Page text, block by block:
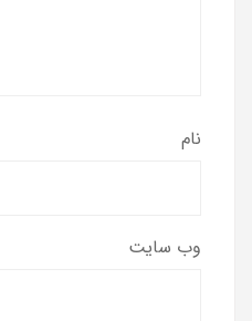
نام
وب‌ سایت